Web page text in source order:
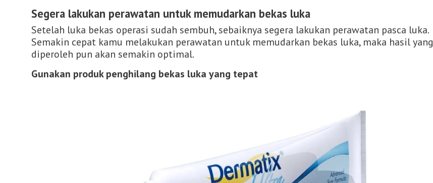
Segera lakukan perawatan untuk memudarkan bekas luka
Setelah luka bekas operasi sudah sembuh, sebaiknya segera lakukan perawatan pasca luka.
Semakin cepat kamu melakukan perawatan untuk memudarkan bekas luka, maka hasil yang
diperoleh pun akan semakin optimal.
Gunakan produk penghilang bekas luka yang tepat